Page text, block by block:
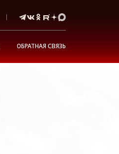
ОБРАТНАЯ СВЯЗЬ